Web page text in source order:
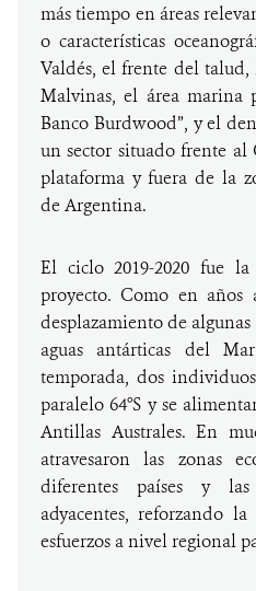
más tiempo en áreas
o características
Valdés, el frente del talud,
Malvinas, el área marina
Banco Burdwood”, y el
un sector situado frente al
plataforma y fuera de la
de Argentina.
El ciclo 2019-2020 fue
proyecto. Como en años
desplazamiento de
aguas antárticas del
temporada, dos
paralelo 64°S y se
Antillas Australes. En
atravesaron las zonas
diferentes países y las
adyacentes, reforzando
esfuerzos a nivel regional